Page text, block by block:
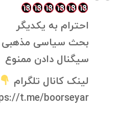
احترام به یکدیگر
بحث سیاسی مذهبی
سیگنال دادن ممنوع
لینک کانال تلگرام
t.me/boorseyar